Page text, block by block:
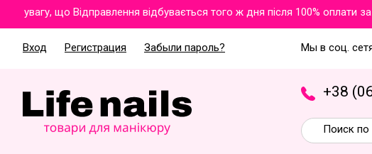
що Відправлення відбувається того ж дня після 100% оплати
Вход Регистрация Забыли пароль? Мы в соц.
+38 (0